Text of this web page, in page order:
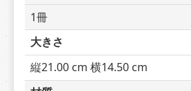
1冊
大きさ
縦21.00 cm 横14.50 cm